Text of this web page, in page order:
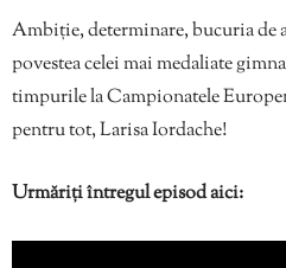
Ambiție, determinare, bucuria de a
povestea celei mai medaliate
timpurile la Campionatele
pentru tot, Larisa Iordache!
Urmăriți întregul episod aici: